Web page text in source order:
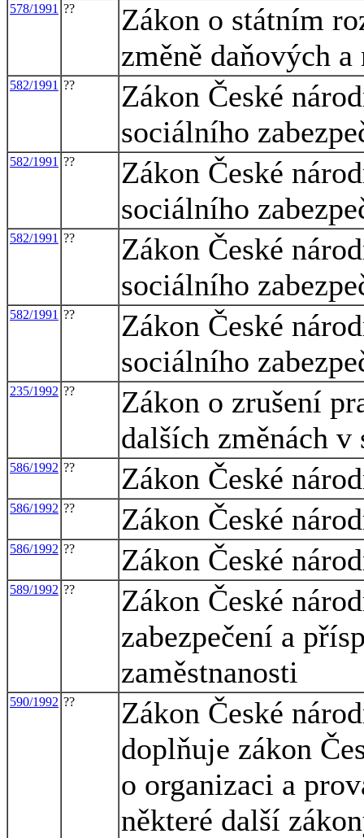
578/1991 ??
Zákon o státním
změně daňových
582/1991 ??
Zákon České
sociálního
582/1991 ??
Zákon České
sociálního
582/1991 ??
Zákon České
sociálního
582/1991 ??
Zákon České
sociálního
235/1992 ??
Zákon o zrušení
dalších změnách
586/1992 ?? Zákon České
586/1992 ?? Zákon České
586/1992 ?? Zákon České
589/1992 ??
Zákon České
zabezpečení a
zaměstnanosti
590/1992 ??
Zákon České
doplňuje zákon
o organizaci a
některé další